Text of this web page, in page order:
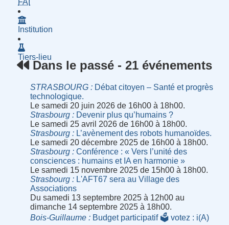
Institution
Tiers-lieu
Dans le passé - 21 événements
STRASBOURG
Débat citoyen – Santé et progrès
technologique.
Le samedi 20 juin 2026 de 16h00 à 18h00.
Strasbourg
Devenir plus qu’humains ?
Le samedi 25 avril 2026 de 16h00 à 18h00.
Strasbourg
L’avènement des robots humanoïdes.
Le samedi 20 décembre 2025 de 16h00 à 18h00.
Strasbourg
Conférence : « Vers l’unité des
consciences : humains et IA en harmonie »
Le samedi 15 novembre 2025 de 15h00 à 18h00.
Strasbourg
L'AFT67 sera au Village des
Associations
Du samedi 13 septembre 2025 à 12h00 au
dimanche 14 septembre 2025 à 18h00.
Bois-Guillaume
Budget participatif 🗳 votez : i(A)